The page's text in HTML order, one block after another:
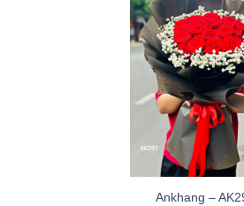
Ankhang –